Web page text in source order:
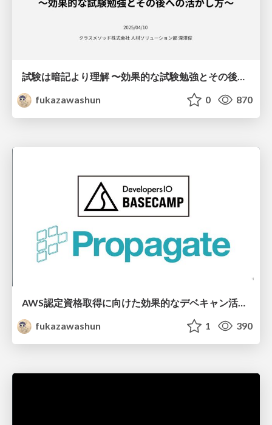
fukazawashun
0 870
AWS認定資格取得に向けた効果的なデベキャン活用法や学習方法について
fukazawashun
1 390